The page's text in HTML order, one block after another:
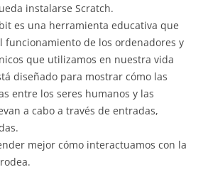
instalarse Scratch.
es una herramienta educativa que
funcionamiento de los ordenadores y
que utilizamos en nuestra vida
diseñado para mostrar cómo las
entre los seres humanos y las
a cabo a través de entradas,
mejor cómo interactuamos con la